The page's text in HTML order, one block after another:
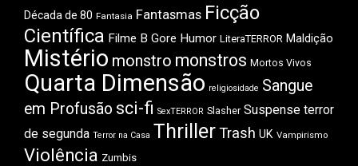
Década de 80 Fantasia Fantasmas Ficção
Científica Filme B Gore Humor LiteraTERROR Maldição
Mistério monstro monstros Mortos Vivos
Quarta Dimensão religiosidade Sangue
em Profusão sci-fi SexTERROR Slasher Suspense terror
de segunda Terror na Casa ThrillerTrash UK Vampirismo
Violência Zumbis